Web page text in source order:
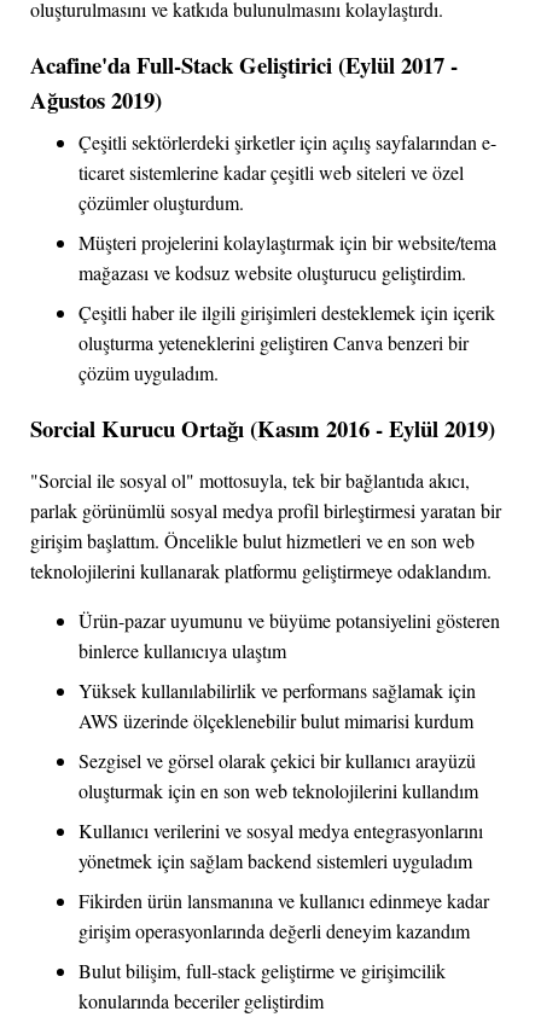
oluşturulmasını ve katkıda bulunulmasını kolaylaştırdı.
Acafine'da Full-Stack Geliştirici (Eylül 2017 -
Ağustos 2019)
Çeşitli sektörlerdeki şirketler için açılış sayfalarından e-
ticaret sistemlerine kadar çeşitli web siteleri ve özel
çözümler oluşturdum.
Müşteri projelerini kolaylaştırmak için bir website/tema
mağazası ve kodsuz website oluşturucu geliştirdim.
Çeşitli haber ile ilgili girişimleri desteklemek için içerik
oluşturma yeteneklerini geliştiren Canva benzeri bir
çözüm uyguladım.
Sorcial Kurucu Ortağı (Kasım 2016 - Eylül 2019)
"Sorcial ile sosyal ol" mottosuyla, tek bir bağlantıda akıcı,
parlak görünümlü sosyal medya profil birleştirmesi yaratan bir
girişim başlattım. Öncelikle bulut hizmetleri ve en son web
teknolojilerini kullanarak platformu geliştirmeye odaklandım.
Ürün-pazar uyumunu ve büyüme potansiyelini gösteren
binlerce kullanıcıya ulaştım
Yüksek kullanılabilirlik ve performans sağlamak için
AWS üzerinde ölçeklenebilir bulut mimarisi kurdum
Sezgisel ve görsel olarak çekici bir kullanıcı arayüzü
oluşturmak için en son web teknolojilerini kullandım
Kullanıcı verilerini ve sosyal medya entegrasyonlarını
yönetmek için sağlam backend sistemleri uyguladım
Fikirden ürün lansmanına ve kullanıcı edinmeye kadar
girişim operasyonlarında değerli deneyim kazandım
Bulut bilişim, full-stack geliştirme ve girişimcilik
konularında beceriler geliştirdim